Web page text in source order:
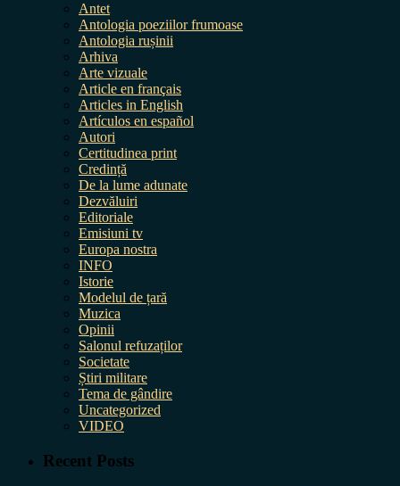
Antet
Antologia poeziilor frumoase
Antologia rușinii
Arhiva
Arte vizuale
Article en français
Articles in English
Artículos en español
Autori
Certitudinea print
Credință
De la lume adunate
Dezvăluiri
Editoriale
Emisiuni tv
Europa nostra
INFO
Istorie
Modelul de țară
Muzica
Opinii
Salonul refuzaților
Societate
Știri militare
Tema de gândire
Uncategorized
VIDEO
Recent Posts